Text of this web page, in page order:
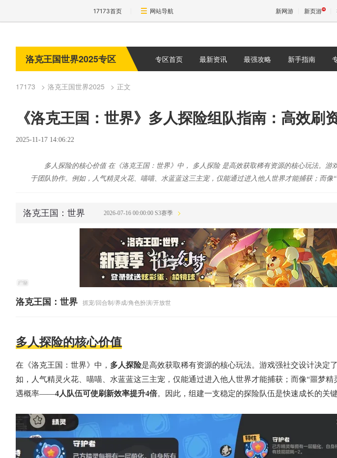
17173首页 网站导航 新网游 新页游
洛克王国世界2025专区 专区首页 最新资讯 最强攻略 新手指南
17173 洛克王国世界2025 正文
《洛克王国：世界》多人探险组队指南：高效刷
2025-11-17 14:06:22
多人探险的核心价值 在《洛克王国：世界》中， 多人探险 是高效获取稀有资源的核心玩法。游
于团队协作。例如，人气精灵火花、喵喵、水蓝蓝这三主宠，仅能通过进入他人世界才能捕获；而像
洛克王国：世界 2026-07-16 00:00:00 S3赛季
洛克王国：世界 抓宠/回合制/养成/角色扮演/开放世界
多人探险的核心价值
在《洛克王国：世界》中， 多人探险是高效获取稀有资源的核心玩法。游戏强社交设计决定
如，人气精灵火花、喵喵、水蓝蓝这三主宠，仅能通过进入他人世界才能捕获；而像“噩梦
遇概率——4人队伍可使刷新效率提升4倍。因此，组建一支稳定的探险队伍是快速成长的关键